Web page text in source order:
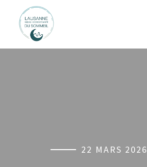
22 MARS 2026